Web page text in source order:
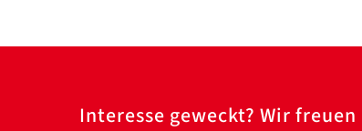
Interesse geweckt? Wir freuen